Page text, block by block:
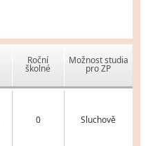
Roční
školné
Možnost studia
pro ZP
0 Sluchově